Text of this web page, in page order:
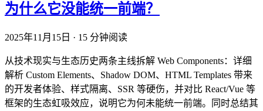
为什么它没能统一前端？
2025年11月15日 · 15 分钟阅读
从技术现实与生态历史两条主线拆解 Web Components：详细
解析 Custom Elements、Shadow DOM、HTML Templates 带来
的开发者体验、样式隔离、SSR 等硬伤，并对比 React/Vue 等
框架的生态虹吸效应，说明它为何未能统一前端。同时总结其